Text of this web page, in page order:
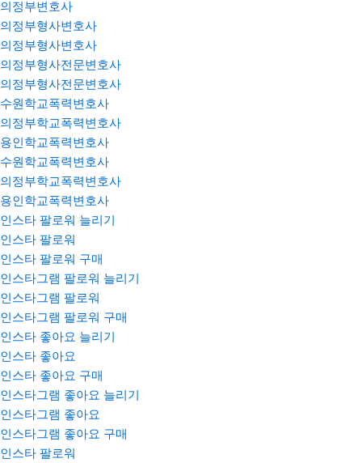
의정부변호사
의정부형사변호사
의정부형사변호사
의정부형사전문변호사
의정부형사전문변호사
수원학교폭력변호사
의정부학교폭력변호사
용인학교폭력변호사
수원학교폭력변호사
의정부학교폭력변호사
용인학교폭력변호사
인스타 팔로워 늘리기
인스타 팔로워
인스타 팔로워 구매
인스타그램 팔로워 늘리기
인스타그램 팔로워
인스타그램 팔로워 구매
인스타 좋아요 늘리기
인스타 좋아요
인스타 좋아요 구매
인스타그램 좋아요 늘리기
인스타그램 좋아요
인스타그램 좋아요 구매
인스타 팔로워